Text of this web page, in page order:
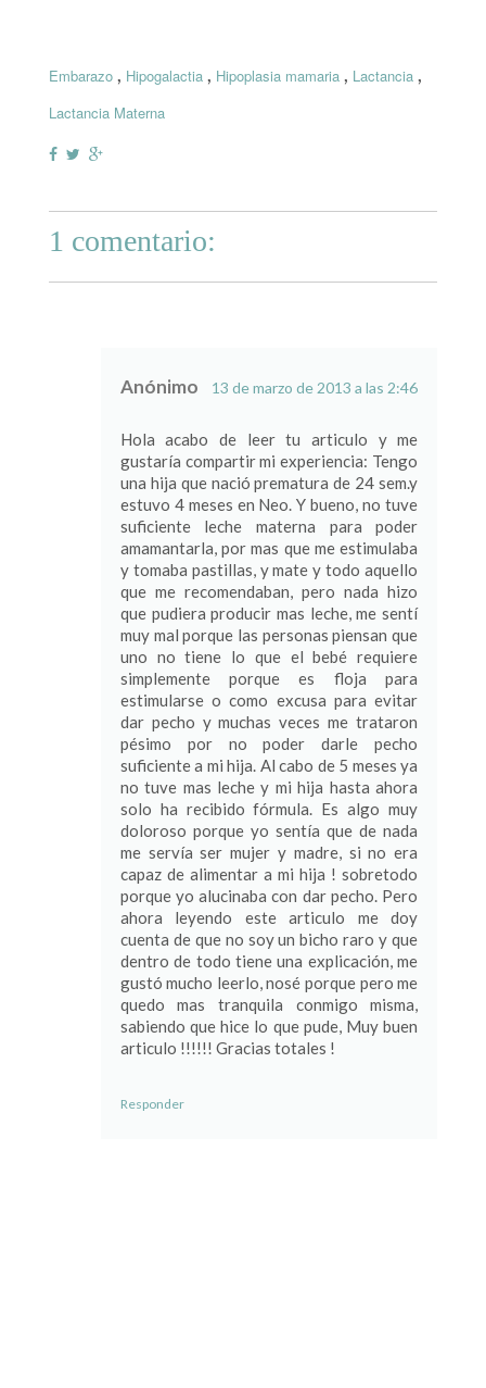
Embarazo, Hipogalactia, Hipoplasia mamaria, Lactancia,
Lactancia Materna
1 comentario:
Anónimo 13 de marzo de 2013 a las 2:46
Hola acabo de leer tu articulo y me
gustaría compartir mi experiencia: Tengo
una hija que nació prematura de 24 sem.y
estuvo 4 meses en Neo. Y bueno, no tuve
suficiente leche materna para poder
amamantarla, por mas que me estimulaba
y tomaba pastillas, y mate y todo aquello
que me recomendaban, pero nada hizo
que pudiera producir mas leche, me sentí
muy mal porque las personas piensan que
uno no tiene lo que el bebé requiere
simplemente porque es floja para
estimularse o como excusa para evitar
dar pecho y muchas veces me trataron
pésimo por no poder darle pecho
suficiente a mi hija. Al cabo de 5 meses ya
no tuve mas leche y mi hija hasta ahora
solo ha recibido fórmula. Es algo muy
doloroso porque yo sentía que de nada
me servía ser mujer y madre, si no era
capaz de alimentar a mi hija ! sobretodo
porque yo alucinaba con dar pecho. Pero
ahora leyendo este articulo me doy
cuenta de que no soy un bicho raro y que
dentro de todo tiene una explicación, me
gustó mucho leerlo, nosé porque pero me
quedo mas tranquila conmigo misma,
sabiendo que hice lo que pude, Muy buen
articulo !!!!!! Gracias totales !
Responder